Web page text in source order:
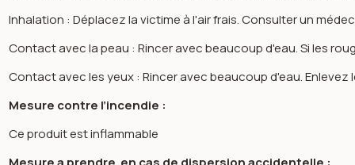
Inhalation : Déplacez la victime à l'air frais. Consulter un
Contact avec la peau : Rincer avec beaucoup d'eau. Si les
Contact avec les yeux : Rincer avec beaucoup d'eau.
Mesure contre l’incendie :
Ce produit est inflammable